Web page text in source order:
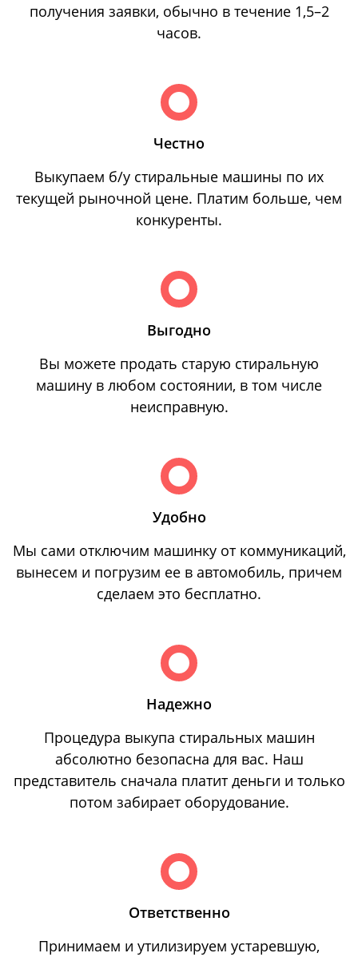
получения заявки, обычно в течение 1,5–2
часов.
Честно
Выкупаем б/у стиральные машины по их
текущей рыночной цене. Платим больше, чем
конкуренты.
Выгодно
Вы можете продать старую стиральную
машину в любом состоянии, в том числе
неисправную.
Удобно
Мы сами отключим машинку от коммуникаций,
вынесем и погрузим ее в автомобиль, причем
сделаем это бесплатно.
Надежно
Процедура выкупа стиральных машин
абсолютно безопасна для вас. Наш
представитель сначала платит деньги и только
потом забирает оборудование.
Ответственно
Принимаем и утилизируем устаревшую,